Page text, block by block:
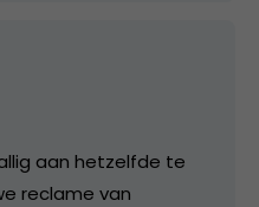
aan hetzelfde te
reclame van